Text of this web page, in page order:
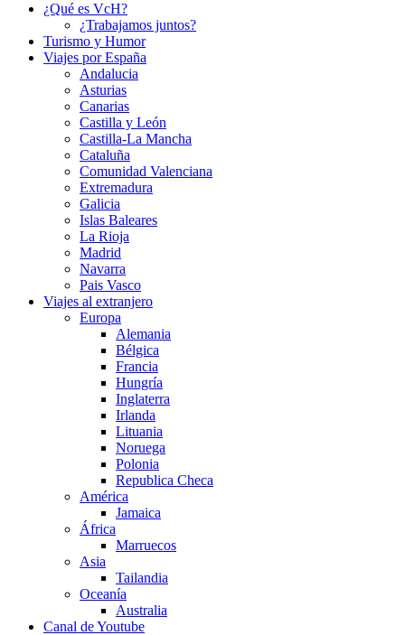
¿Qué es VcH?
¿Trabajamos juntos?
Turismo y Humor
Viajes por España
Andalucia
Asturias
Canarias
Castilla y León
Castilla-La Mancha
Cataluña
Comunidad Valenciana
Extremadura
Galicia
Islas Baleares
La Rioja
Madrid
Navarra
Pais Vasco
Viajes al extranjero
Europa
Alemania
Bélgica
Francia
Hungría
Inglaterra
Irlanda
Lituania
Noruega
Polonia
Republica Checa
América
Jamaica
África
Marruecos
Asia
Tailandia
Oceanía
Australia
Canal de Youtube